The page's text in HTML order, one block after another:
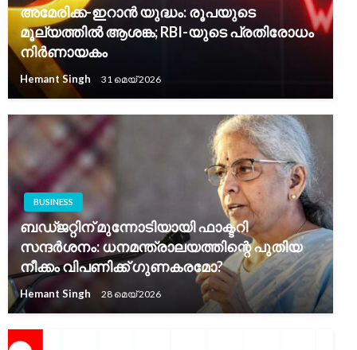
അമേരിക്ക-ഇറാൻ യുദ്ധം: രൂപയുടെ
മൂല്യത്തിൽ ആശങ്ക; RBI-യുടെ പ്രതിരോധം
നിർണായകം
Hemant Singh 31 മെയ്‌ 2026
BUSINESS
ബഡ്ജറ്റിന് മുന്നോടിയായി ഫാക്ടറി
സന്ദർശനം: ധനമന്ത്രാലയത്തിന്റെ പുതിയ
നീക്കം വിപണിക്ക് ഗുണകരമോ?
Hemant Singh 28 മെയ്‌ 2026